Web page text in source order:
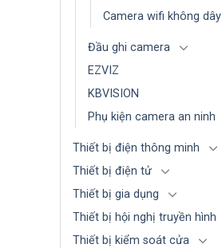
Camera wifi không dây
Đầu ghi camera
EZVIZ
KBVISION
Phụ kiện camera an ninh
Thiết bị điện thông minh
Thiết bị điện tử
Thiết bị gia dụng
Thiết bị hội nghị truyền hình
Thiết bị kiểm soát cửa